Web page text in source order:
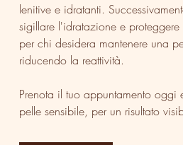
lenitive e idratanti.
sigillare l'idratazione e
per chi desidera mantenere una
riducendo la reattività.
Prenota il tuo appuntamento oggi
pelle sensibile, per un risultato